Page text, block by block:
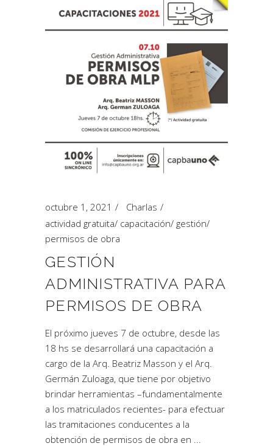
octubre 1, 2021
Charlas
actividad gratuita/ capacitación/ gestión/
permisos de obra
GESTIÓN
ADMINISTRATIVA PARA
PERMISOS DE OBRA
El próximo jueves 7 de octubre, desde las
18 hs se desarrollará una capacitación a
cargo de la Arq. Beatriz Masson y el Arq.
Germán Zuloaga, que tiene por objetivo
brindar herramientas –fundamentalmente
a los matriculados recientes- para efectuar
las tramitaciones conducentes a la
obtención de permisos de obra en